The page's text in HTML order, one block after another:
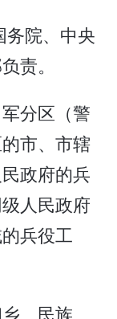
务院、中央
责。
分区（警
市、市辖
政府的兵
人民政府
兵役工
、民族